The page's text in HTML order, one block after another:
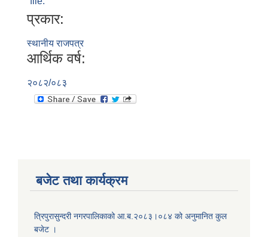
प्रकार:
स्थानीय राजपत्र
आर्थिक वर्ष:
२०८२/०८३
बजेट तथा कार्यक्रम
त्रिपुरासुन्दरी नगरपालिकाको आ.ब.२०८३।०८४ को अनुमानित कुल
बजेट ।